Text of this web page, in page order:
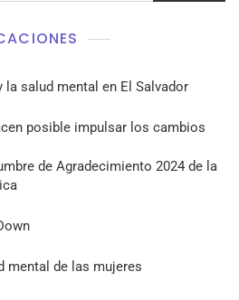
la salud mental en El Salvador
posible impulsar los cambios
de Agradecimiento 2024 de la
mental de las mujeres